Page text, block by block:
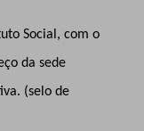
Social, com o
da sede
(selo de